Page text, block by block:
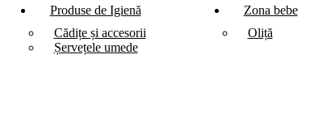
Produse de Igienă
Cădițe și accesorii
Șervețele umede
Zona bebe
Oliță